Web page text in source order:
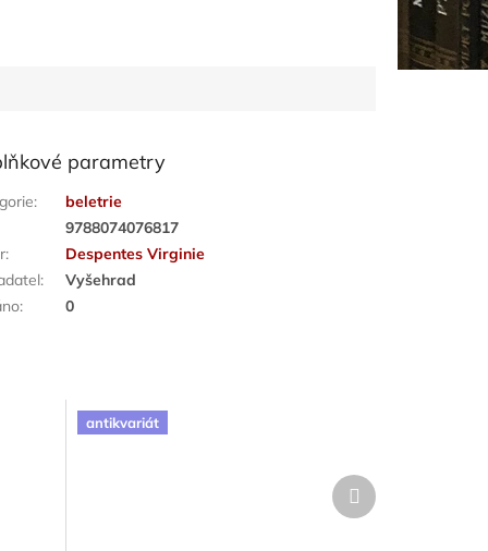
parametry
:
beletrie
9788074076817
:
Despentes Virginie
:
Vyšehrad
: 0
antikvariát
Další
produkt